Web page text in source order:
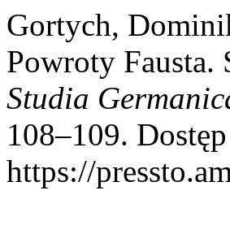
Gortych,
Powroty
Studia
108–109.
https://